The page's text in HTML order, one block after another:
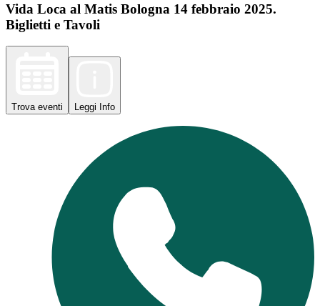
Vida Loca al Matis Bologna 14 febbraio 2025.
Biglietti e Tavoli
Trova eventi Leggi Info